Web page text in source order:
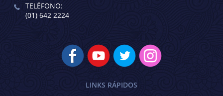
TELÉFONO:
(01) 642 2224
LINKS RÁPIDOS